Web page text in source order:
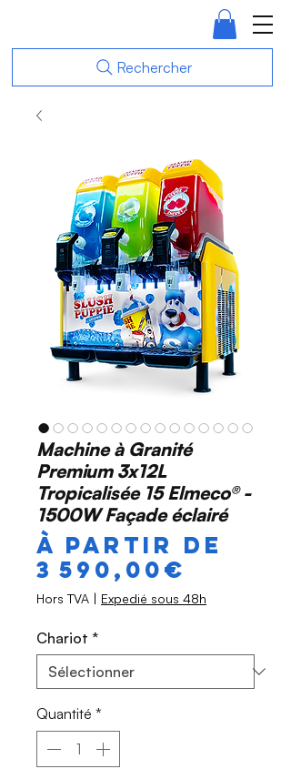
Rechercher
Machine à Granité
Premium 3x12L
Tropicalisée 15 Elmeco® -
1500W Façade éclairé
À partir de
3 590,00€
Hors TVA Expedié sous 48h
Chariot *
Quantité *